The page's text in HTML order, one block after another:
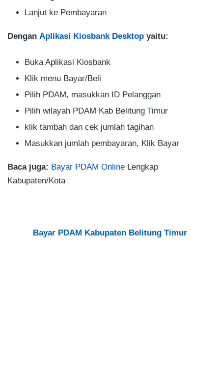
Lanjut ke Pembayaran
Dengan Aplikasi Kiosbank Desktop yaitu:
Buka Aplikasi Kiosbank
Klik menu Bayar/Beli
Pilih PDAM, masukkan ID Pelanggan
Pilih wilayah PDAM Kab Belitung Timur
klik tambah dan cek jumlah tagihan
Masukkan jumlah pembayaran, Klik Bayar
Baca juga: Bayar PDAM Online Lengkap
Kabupaten/Kota
Bayar PDAM Kabupaten Belitung Timur